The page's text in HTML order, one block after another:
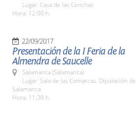
Lugar: Casa de las Conchas
Hora: 12:00 h.
22/09/2017
Presentación de la I Feria de la
Almendra de Saucelle
Salamanca (Salamanca)
Lugar: Sala de las Comarcas. Diputación de
Salamanca
Hora: 11:30 h.